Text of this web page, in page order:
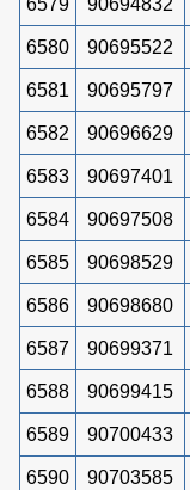
6580 90695522
6581 90695797
6582 90696629
6583 90697401
6584 90697508
6585 90698529
6586 90698680
6587 90699371
6588 90699415
6589 90700433
6590 90703585